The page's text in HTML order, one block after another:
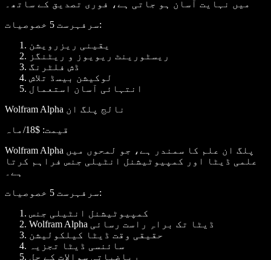
میں نہایت آسان ہو جاتی ہے، فوری تصدیق کے ساتھ۔
سرفہرست 5 خصوصیات:
یقینی ریزرویشن
ریسٹورینٹ ریویوز و ریٹنگز
ڈش فلٹرنگ
لوکیشن بیسڈ تلاش
انتہائی آسان استعمال
Wolfram Alpha نالج پلگ ان
قیمت: $18/ماہ
Wolfram Alpha پلگ ان علم کا سمندر ہے، جو لمحوں میں
علمی ڈیٹا اور کمپیوٹیشنل انٹیلی جنس فراہم کرتا
ہے۔
سرفہرست 5 خصوصیات:
کمپیوٹیشنل انٹیلی جنس
Wolfram Alpha ڈیٹا تک براہِ راست رسائی
حقیقی وقت ڈیٹا کیلکولیشن
سائنسی ڈیٹا تجزیہ
ریاضیاتی سوالات کے حل